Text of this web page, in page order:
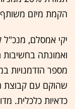
הקמת מיזם
יקי אמסלם, מנכ"ל
ואמונתה בחשיבות
מספר הזדמנויות
כדאיות כלכלית.